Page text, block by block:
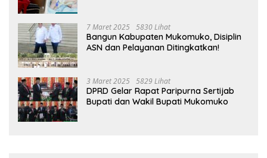
7 Maret 2025 5830 Lihat
Bangun Kabupaten Mukomuko, Disiplin
ASN dan Pelayanan Ditingkatkan!
3 Maret 2025 5829 Lihat
DPRD Gelar Rapat Paripurna Sertijab
Bupati dan Wakil Bupati Mukomuko